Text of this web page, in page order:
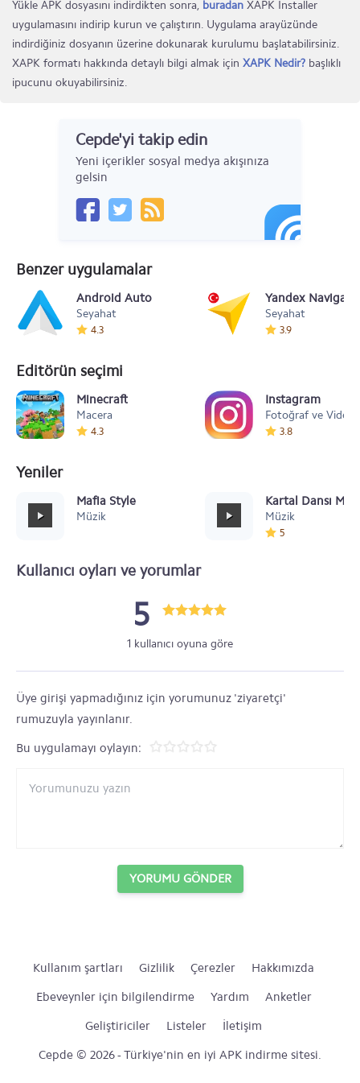
Yükle APK dosyasını indirdikten sonra, buradan XAPK Installer
uygulamasını indirip kurun ve çalıştırın. Uygulama arayüzünde
indirdiğiniz dosyanın üzerine dokunarak kurulumu başlatabilirsiniz.
XAPK formatı hakkında detaylı bilgi almak için XAPK Nedir? başlıklı
ipucunu okuyabilirsiniz.
Cepde'yi takip edin
Yeni içerikler sosyal medya akışınıza
gelsin
Benzer uygulamalar
Android Auto
Seyahat
4.3
Yandex
Seyahat
3.9
Editörün seçimi
Minecraft
Macera
4.3
Instagram
Fotoğraf ve Video
3.8
Yeniler
Mafia Style
Müzik
Kartal Dansı
Müzik
5
Kullanıcı oyları ve yorumlar
5
1 kullanıcı oyuna göre
Üye girişi yapmadığınız için yorumunuz 'ziyaretçi'
rumuzuyla yayınlanır.
Bu uygulamayı oylayın:
YORUMU GÖNDER
Kullanım şartları Gizlilik Çerezler
Hakkımızda
Ebeveynler için bilgilendirme
Yardım
Anketler
Geliştiriciler
Listeler
İletişim
Cepde © 2026 - Türkiye'nin en iyi APK indirme sitesi.